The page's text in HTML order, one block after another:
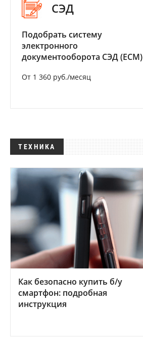
СЭД
Подобрать систему
электронного
документооборота СЭД (ECM)
От 1 360 руб./месяц
ТЕХНИКА
Как безопасно купить б/у
смартфон: подробная
инструкция